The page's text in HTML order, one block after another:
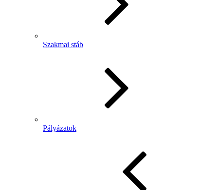
Szakmai stáb
Pályázatok